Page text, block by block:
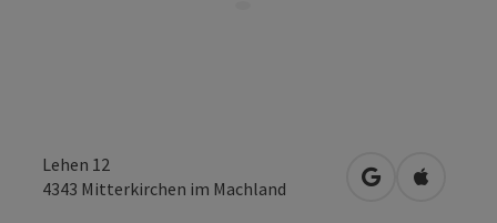
Lehen 12
4343 Mitterkirchen im Machland in Googlein Apple